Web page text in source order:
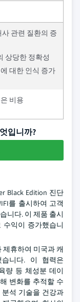
사 관련 질환의 증
상당한 정확성
대한 인식 증가
비용
입니까?
Black Edition 진단
를 출시하여 고객
니다. 이 제품 출시
익이 증가했습니
제휴하여 미국과 캐
니다. 이 협력은
량 등 체성분 데이
변화를 추적할 수
석 기술을 건강과